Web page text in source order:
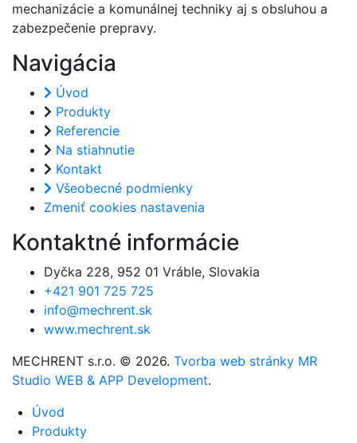
mechanizácie a komunálnej techniky aj s obsluhou a
zabezpečenie prepravy.
Navigácia
Úvod
Produkty
Referencie
Na stiahnutie
Kontakt
Všeobecné podmienky
Zmeniť cookies nastavenia
Kontaktné informácie
Dyčka 228, 952 01 Vráble, Slovakia
+421 901 725 725
info@mechrent.sk
www.mechrent.sk
MECHRENT s.r.o. © 2026. Tvorba web stránky MR
Studio WEB & APP Development.
Úvod
Produkty